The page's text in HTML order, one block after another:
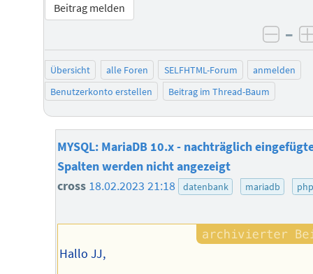
Beitrag melden
–
Übersicht alle Foren SELFHTML-Forum
anmelden
Benutzerkonto erstellen
Beitrag im Thread-Baum
MYSQL: MariaDB 10.x - nachträglich
Spalten werden nicht angezeigt
cross 18.02.2023 21:18 datenbank mariadb
Hallo JJ,